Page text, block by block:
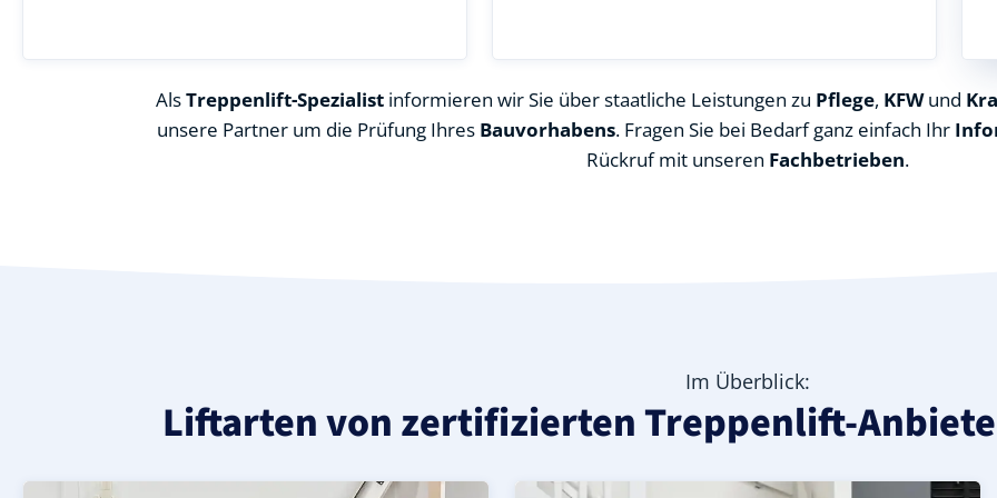
AlsTreppenlift-Spezialist informieren wir Sie über staatliche Leistungen zu Pflege, KFWund
unsere Partner um die Prüfung Ihres Bauvorhabens. Fragen Sie bei Bedarf ganz einfach Ihr
Rückruf mit unseren Fachbetrieben.
Im Überblick:
Liftarten von zertifizierten Treppenlift-